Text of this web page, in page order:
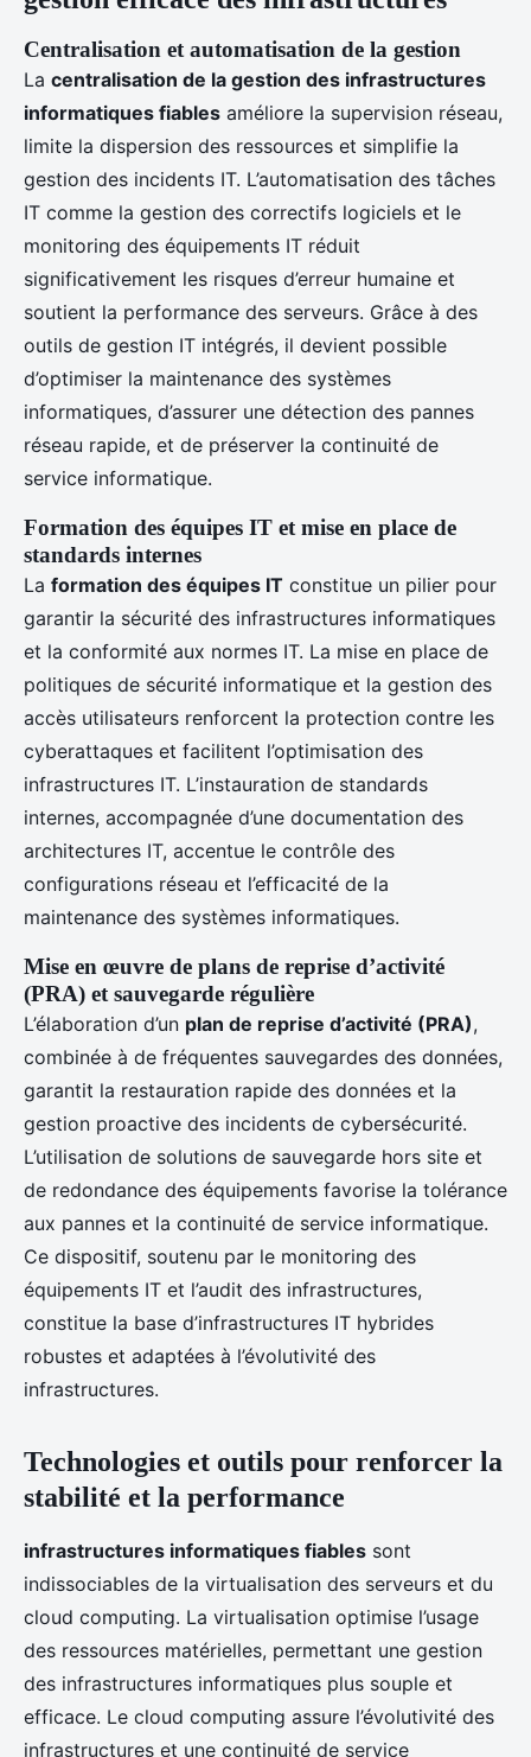
Centralisation et automatisation de la gestion
La centralisation de la gestion des infrastructures
informatiques fiables améliore la supervision réseau,
limite la dispersion des ressources et simplifie la
gestion des incidents IT. L’automatisation des tâches
IT comme la gestion des correctifs logiciels et le
monitoring des équipements IT réduit
significativement les risques d’erreur humaine et
soutient la performance des serveurs. Grâce à des
outils de gestion IT intégrés, il devient possible
d’optimiser la maintenance des systèmes
informatiques, d’assurer une détection des pannes
réseau rapide, et de préserver la continuité de
service informatique.
Formation des équipes IT et mise en place de
standards internes
La formation des équipes IT constitue un pilier pour
garantir la sécurité des infrastructures informatiques
et la conformité aux normes IT. La mise en place de
politiques de sécurité informatique et la gestion des
accès utilisateurs renforcent la protection contre les
cyberattaques et facilitent l’optimisation des
infrastructures IT. L’instauration de standards
internes, accompagnée d’une documentation des
architectures IT, accentue le contrôle des
configurations réseau et l’efficacité de la
maintenance des systèmes informatiques.
Mise en œuvre de plans de reprise d’activité
(PRA) et sauvegarde régulière
L’élaboration d’un plan de reprise d’activité (PRA),
combinée à de fréquentes sauvegardes des données,
garantit la restauration rapide des données et la
gestion proactive des incidents de cybersécurité.
L’utilisation de solutions de sauvegarde hors site et
de redondance des équipements favorise la tolérance
aux pannes et la continuité de service informatique.
Ce dispositif, soutenu par le monitoring des
équipements IT et l’audit des infrastructures,
constitue la base d’infrastructures IT hybrides
robustes et adaptées à l’évolutivité des
infrastructures.
Technologies et outils pour renforcer la
stabilité et la performance
infrastructures informatiques fiables sont
indissociables de la virtualisation des serveurs et du
cloud computing. La virtualisation optimise l’usage
des ressources matérielles, permettant une gestion
des infrastructures informatiques plus souple et
efficace. Le cloud computing assure l’évolutivité des
infrastructures et une continuité de service